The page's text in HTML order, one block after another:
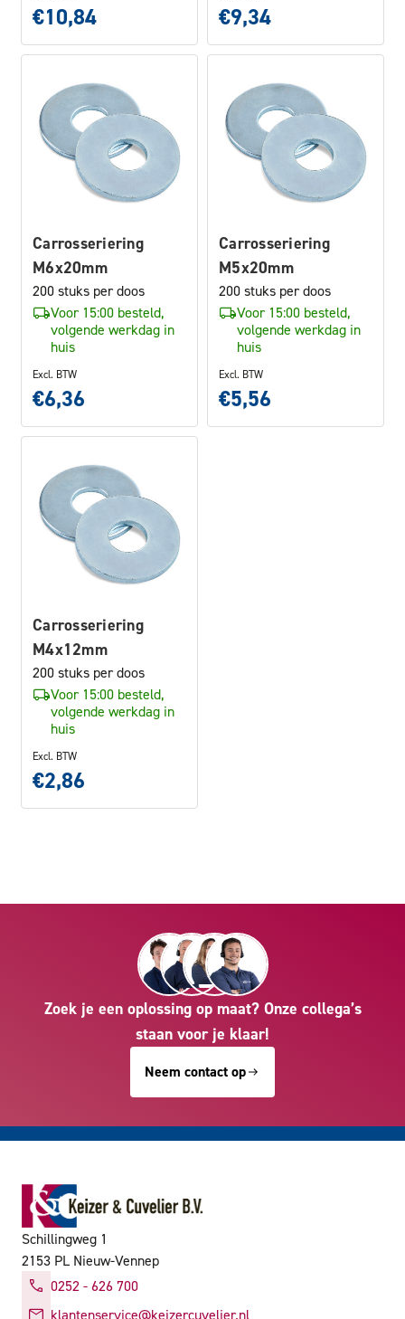
€10,84 €9,34
Carrosseriering
M6x20mm
200 stuks per doos
Voor 15:00 besteld,
volgende werkdag in
huis
Excl. BTW
€6,36
Carrosseriering
M5x20mm
200 stuks per doos
Voor 15:00 besteld,
volgende werkdag in
huis
Excl. BTW
€5,56
Carrosseriering
M4x12mm
200 stuks per doos
Voor 15:00 besteld,
volgende werkdag in
huis
Excl. BTW
€2,86
Zoek je een oplossing op maat? Onze collega’s
staan voor je klaar!
Neem contact op
Schillingweg 1
2153 PL Nieuw-Vennep
0252 - 626 700
klantenservice@keizercuvelier.nl